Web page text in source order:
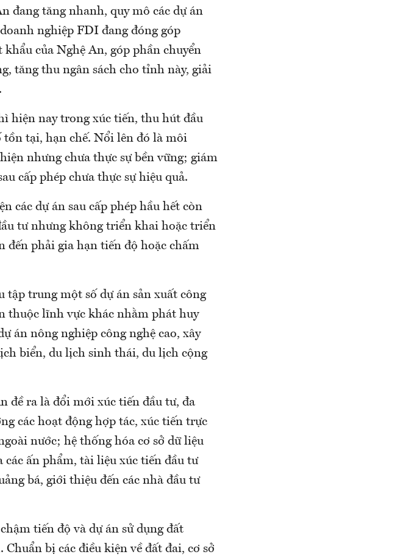
đang tăng nhanh, quy mô các dự án
nghiệp FDI đang đóng góp
của Nghệ An, góp phần chuyển
tăng thu ngân sách cho tỉnh này, giải
hiện nay trong xúc tiến, thu hút đầu
tồn tại, hạn chế. Nổi lên đó là môi
nhưng chưa thực sự bền vững; giám
cấp phép chưa thực sự hiệu quả.
các dự án sau cấp phép hầu hết còn
tư nhưng không triển khai hoặc triển
đến phải gia hạn tiến độ hoặc chấm
tập trung một số dự án sản xuất công
thuộc lĩnh vực khác nhằm phát huy
án nông nghiệp công nghệ cao, xây
biển, du lịch sinh thái, du lịch cộng
đề ra là đổi mới xúc tiến đầu tư, đa
các hoạt động hợp tác, xúc tiến trực
nước; hệ thống hóa cơ sở dữ liệu
các ấn phẩm, tài liệu xúc tiến đầu tư
bá, giới thiệu đến các nhà đầu tư
tiến độ và dự án sử dụng đất
bị các điều kiện về đất đai, cơ sở